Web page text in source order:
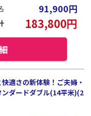
91,900円
183,800円
適さの新体験！ご夫婦・
ダードダブル(14平米)(2